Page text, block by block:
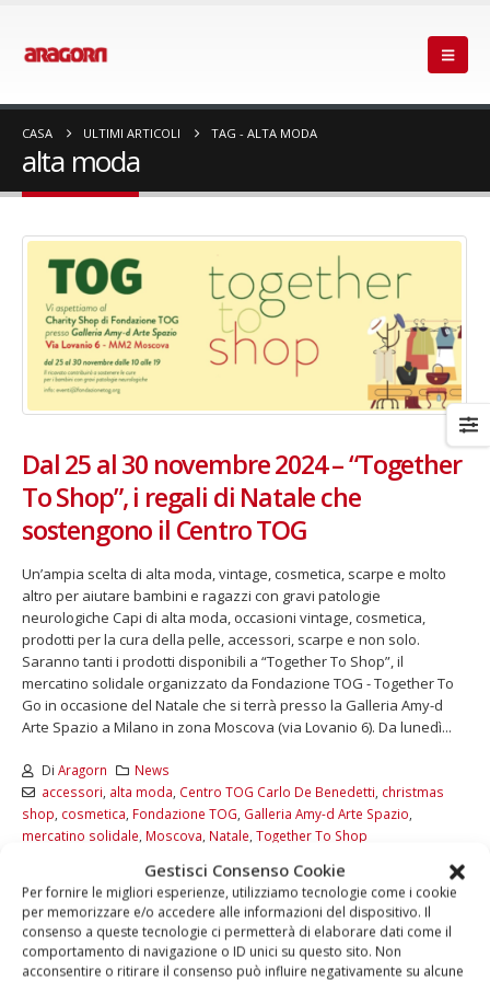
Gestisci Consenso Cookie
Per fornire le migliori esperienze, utilizziamo tecnologie come i cookie
per memorizzare e/o accedere alle informazioni del dispositivo. Il
consenso a queste tecnologie ci permetterà di elaborare dati come il
comportamento di navigazione o ID unici su questo sito. Non
acconsentire o ritirare il consenso può influire negativamente su alcune
CASA ULTIMI ARTICOLI TAG - ALTA MODA
alta moda
Dal 25 al 30 novembre 2024 – “Together
To Shop”, i regali di Natale che
sostengono il Centro TOG
Un’ampia scelta di alta moda, vintage, cosmetica, scarpe e molto
altro per aiutare bambini e ragazzi con gravi patologie
neurologiche Capi di alta moda, occasioni vintage, cosmetica,
prodotti per la cura della pelle, accessori, scarpe e non solo.
Saranno tanti i prodotti disponibili a “Together To Shop”, il
mercatino solidale organizzato da Fondazione TOG - Together To
Go in occasione del Natale che si terrà presso la Galleria Amy-d
Arte Spazio a Milano in zona Moscova (via Lovanio 6). Da lunedì...
Di Aragorn
News
accessori alta moda Centro TOG Carlo De Benedetti christmas
shop cosmetica Fondazione TOG Galleria Amy-d Arte Spazio
mercatino solidale Moscova Natale Together To Shop